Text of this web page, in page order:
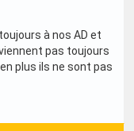
à nos AD et
pas toujours
plus ils ne sont pas